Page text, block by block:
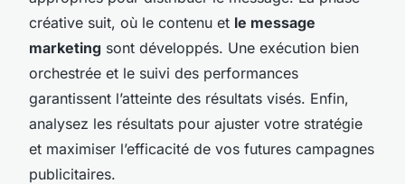
créative suit, où le contenu et le message
marketing sont développés. Une exécution bien
orchestrée et le suivi des performances
garantissent l’atteinte des résultats visés. Enfin,
analysez les résultats pour ajuster votre stratégie
et maximiser l’efficacité de vos futures campagnes
publicitaires.